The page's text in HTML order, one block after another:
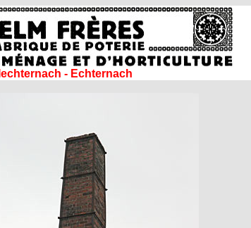
Iechternach - Echternach